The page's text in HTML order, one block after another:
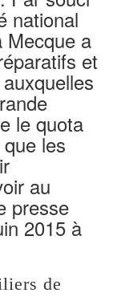
national
Mecque a
et
le quota
les
au
presse
2015 à
de